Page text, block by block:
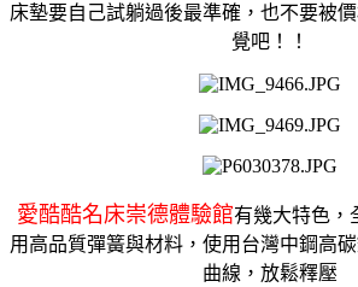
床墊要自己試躺過後最準確，也不要被
覺吧！！
愛酷酷名床崇德體驗館有幾大特色，
用高品質彈簧與材料，使用台灣中鋼高
曲線，放鬆釋壓